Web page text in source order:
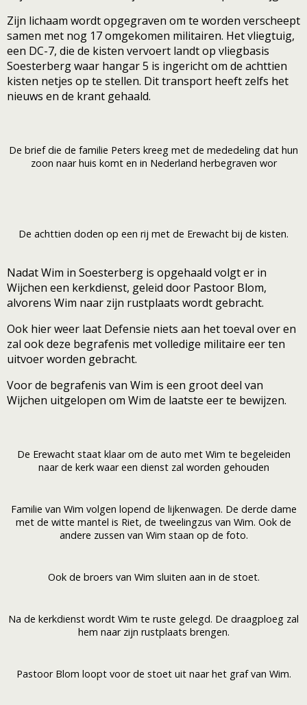
Zijn lichaam wordt opgegraven om te worden verscheept
samen met nog 17 omgekomen militairen. Het vliegtuig,
een DC-7, die de kisten vervoert landt op vliegbasis
Soesterberg waar hangar 5 is ingericht om de achttien
kisten netjes op te stellen. Dit transport heeft zelfs het
nieuws en de krant gehaald.
De brief die de familie Peters kreeg met de mededeling dat hun
zoon naar huis komt en in Nederland herbegraven wor
De achttien doden op een rij met de Erewacht bij de kisten.
Nadat Wim in Soesterberg is opgehaald volgt er in
Wijchen een kerkdienst, geleid door Pastoor Blom,
alvorens Wim naar zijn rustplaats wordt gebracht.
Ook hier weer laat Defensie niets aan het toeval over en
zal ook deze begrafenis met volledige militaire eer ten
uitvoer worden gebracht.
Voor de begrafenis van Wim is een groot deel van
Wijchen uitgelopen om Wim de laatste eer te bewijzen.
De Erewacht staat klaar om de auto met Wim te begeleiden
naar de kerk waar een dienst zal worden gehouden
Familie van Wim volgen lopend de lijkenwagen. De derde dame
met de witte mantel is Riet, de tweelingzus van Wim. Ook de
andere zussen van Wim staan op de foto.
Ook de broers van Wim sluiten aan in de stoet.
Na de kerkdienst wordt Wim te ruste gelegd. De draagploeg zal
hem naar zijn rustplaats brengen.
Pastoor Blom loopt voor de stoet uit naar het graf van Wim.